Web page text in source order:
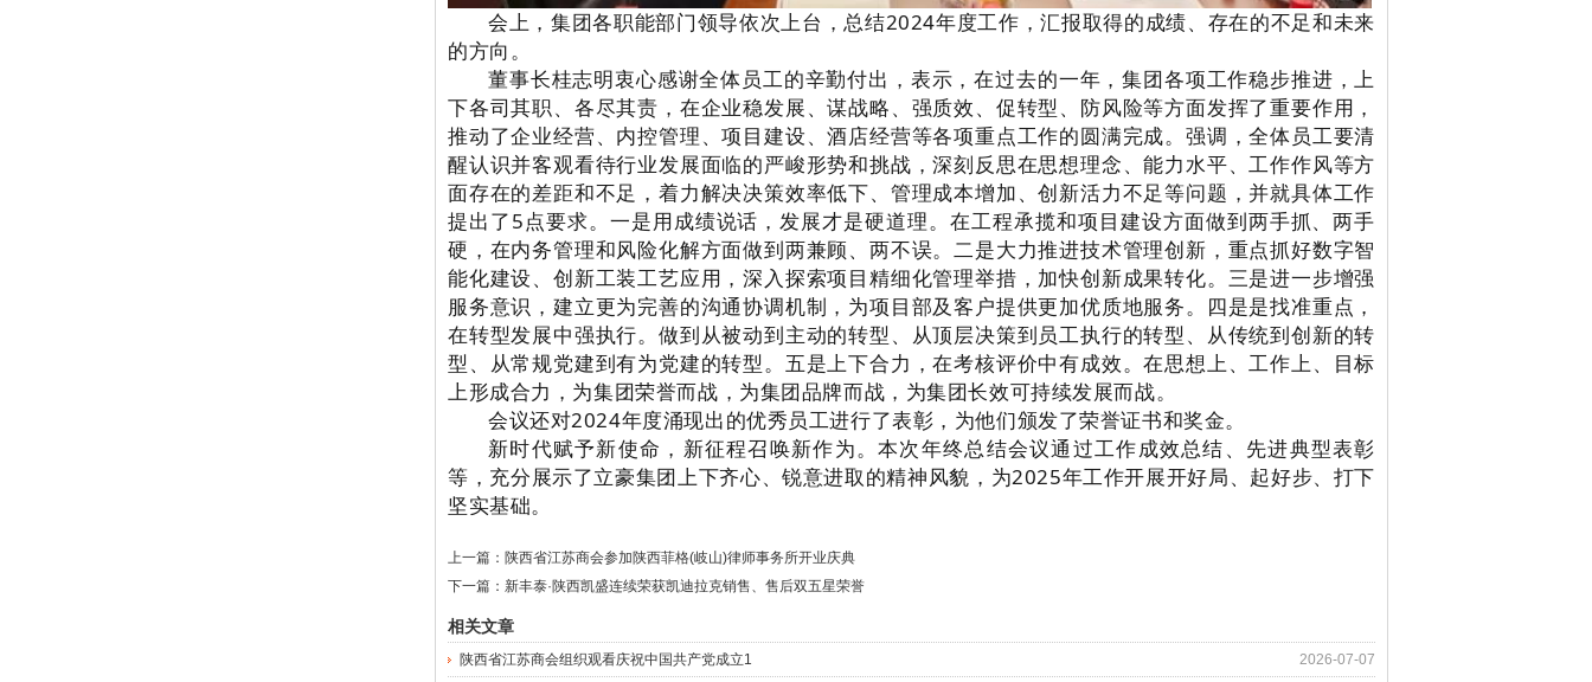
会上，集团各职能部门领导依次上台，总结2024年度工作，汇报取得的成绩、存在的不足和未来
的方向。
董事长桂志明衷心感谢全体员工的辛勤付出，表示，在过去的一年，集团各项工作稳步推进，上
下各司其职、各尽其责，在企业稳发展、谋战略、强质效、促转型、防风险等方面发挥了重要作用，
推动了企业经营、内控管理、项目建设、酒店经营等各项重点工作的圆满完成。强调，全体员工要清
醒认识并客观看待行业发展面临的严峻形势和挑战，深刻反思在思想理念、能力水平、工作作风等方
面存在的差距和不足，着力解决决策效率低下、管理成本增加、创新活力不足等问题，并就具体工作
提出了5点要求。一是用成绩说话，发展才是硬道理。在工程承揽和项目建设方面做到两手抓、两手
硬，在内务管理和风险化解方面做到两兼顾、两不误。二是大力推进技术管理创新，重点抓好数字智
能化建设、创新工装工艺应用，深入探索项目精细化管理举措，加快创新成果转化。三是进一步增强
服务意识，建立更为完善的沟通协调机制，为项目部及客户提供更加优质地服务。四是是找准重点，
在转型发展中强执行。做到从被动到主动的转型、从顶层决策到员工执行的转型、从传统到创新的转
型、从常规党建到有为党建的转型。五是上下合力，在考核评价中有成效。在思想上、工作上、目标
上形成合力，为集团荣誉而战，为集团品牌而战，为集团长效可持续发展而战。
会议还对2024年度涌现出的优秀员工进行了表彰，为他们颁发了荣誉证书和奖金。
新时代赋予新使命，新征程召唤新作为。本次年终总结会议通过工作成效总结、先进典型表彰
等，充分展示了立豪集团上下齐心、锐意进取的精神风貌，为2025年工作开展开好局、起好步、打下
坚实基础。
上一篇： 陕西省江苏商会参加陕西菲格(岐山)律师事务所开业庆典
下一篇： 新丰泰·陕西凯盛连续荣获凯迪拉克销售、售后双五星荣誉
相关文章
2026-07-07
陕西省江苏商会组织观看庆祝中国共产党成立1